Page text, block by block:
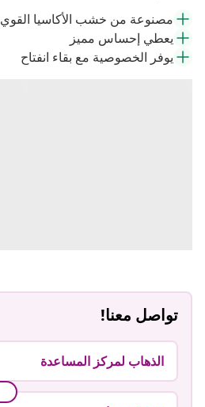
مصنوعة من خشب الأكاسيا القوي
يعطي إحساس مميز
يوفر الخصوصية مع بقاء انفتاح
تواصل معنا!
الذهاب لمركز المساعدة